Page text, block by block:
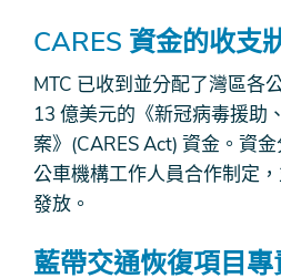
CARES 資金的收支
MTC 已收到並分配了灣區各
13 億美元的《新冠病毒援助
案》(CARES Act) 資金。資
公車機構工作人員合作制定
發放。
藍帶交通恢復項目